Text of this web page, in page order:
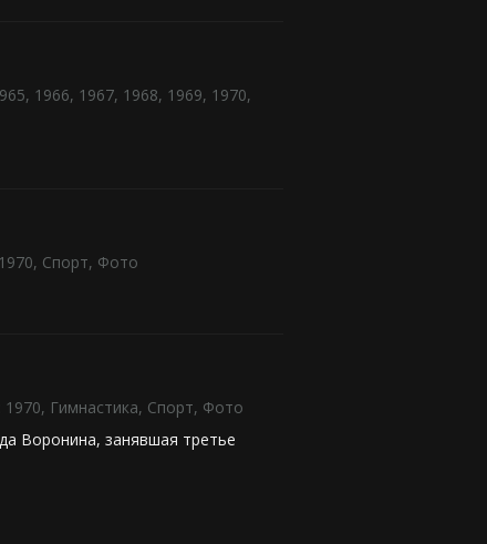
, 1966, 1967, 1968, 1969, 1970,
1970, Спорт, Фото
1970, Гимнастика, Спорт, Фото
Воронина, занявшая третье